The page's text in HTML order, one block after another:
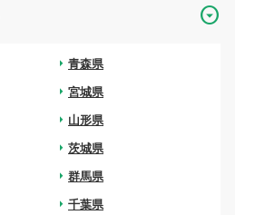
arrow_drop_down_circle
青森県
arrow_right
宮城県
arrow_right
山形県
arrow_right
茨城県
arrow_right
群馬県
arrow_right
千葉県
arrow_right